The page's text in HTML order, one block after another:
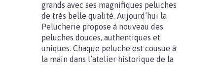
grands avec ses magnifiques peluches
de très belle qualité. Aujourd’hui la
Pelucherie propose à nouveau des
peluches douces, authentiques et
uniques. Chaque peluche est cousue à
la main dans l’atelier historique de la